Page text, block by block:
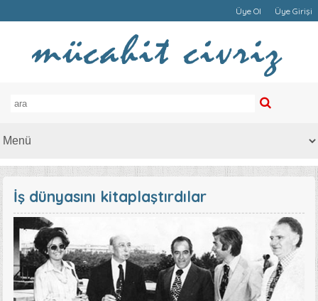
Üye Ol Üye Girişi
İş dünyasını kitaplaştırdılar